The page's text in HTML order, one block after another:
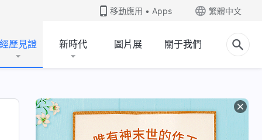
移動應用 • Apps 繁體中文
經歷見證 新時代 圖片展 關于我們